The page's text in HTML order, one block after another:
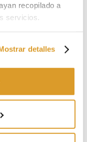
recopilado a
servicios.
detalles
de aire ⌀70